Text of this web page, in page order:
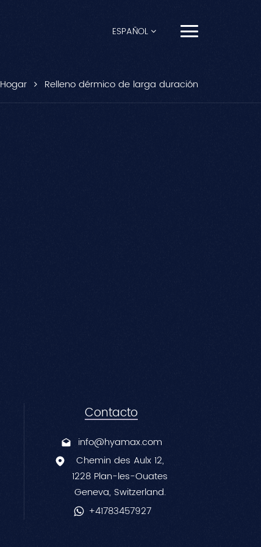
ESPAÑOL
English
Hogar Relleno dérmico de larga duración
Contacto
info@hyamax.com
Chemin des Aulx 12,
1228 Plan-les-Ouates
Geneva, Switzerland.
+41783457927